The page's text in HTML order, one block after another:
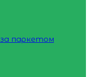
паркетом